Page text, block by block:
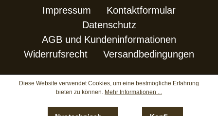
Impressum
Kontaktformular
Datenschutz
AGB und Kundeninformationen
Widerrufsrecht
Versandbedingungen
Diese Website verwendet Cookies, um eine bestmögliche Erfahrung
bieten zu können. Mehr Informationen ...